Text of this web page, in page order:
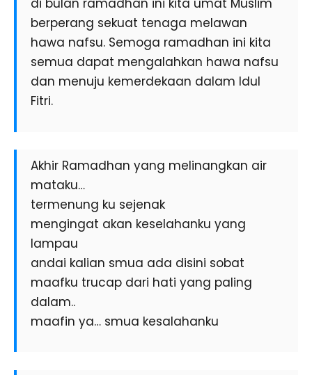
di bulan ramadhan ini kita umat Muslim
berperang sekuat tenaga melawan
hawa nafsu. Semoga ramadhan ini kita
semua dapat mengalahkan hawa nafsu
dan menuju kemerdekaan dalam Idul
Fitri.
Akhir Ramadhan yang melinangkan air
mataku…
termenung ku sejenak
mengingat akan keselahanku yang
lampau
andai kalian smua ada disini sobat
maafku trucap dari hati yang paling
dalam..
maafin ya… smua kesalahanku